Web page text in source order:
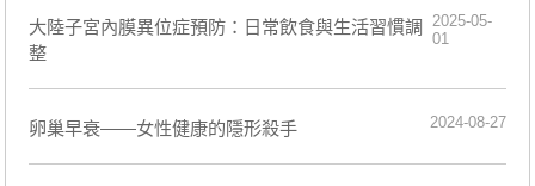
大陸子宮內膜異位症預防：日常飲食與生活習慣調
整
2025-05-
01
卵巢早衰——女性健康的隱形殺手 2024-08-27